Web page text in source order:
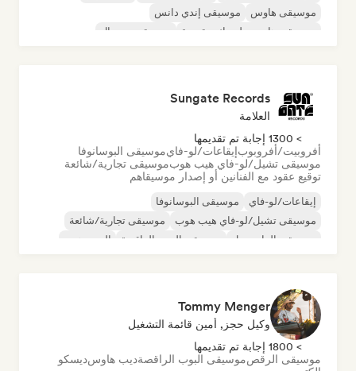
موسيقى هاوس
موسيقى إندي دانس
موسيقى هاوس ملوديك وتقدمية
موسيقى مينيمال
Sungate Records
العلامة
> 1300 إجابة تم تقديمها
أفروبيت/أفروبوبإيقاعات/لو-فايموسيقى البوسانوفا
موسيقى تشيل/لو-فاي هيب هوبموسيقى تجارية/شائعة
توقيع عقود مع الفنانين أو إصدار موسيقاهم
إيقاعات/لو-فاي
موسيقى البوسانوفا
موسيقى تشيل/لو-فاي هيب هوب
موسيقى تجارية/شائعة
موسيقى الدانسهول
موسيقى البوب الراقصة
الهيب هوب
Tommy Menger
وكيل حجز, أمين قائمة التشغيل
> 1800 إجابة تم تقديمها
موسيقى الرقصموسيقى البوب الراقصةديب هاوسديسكو